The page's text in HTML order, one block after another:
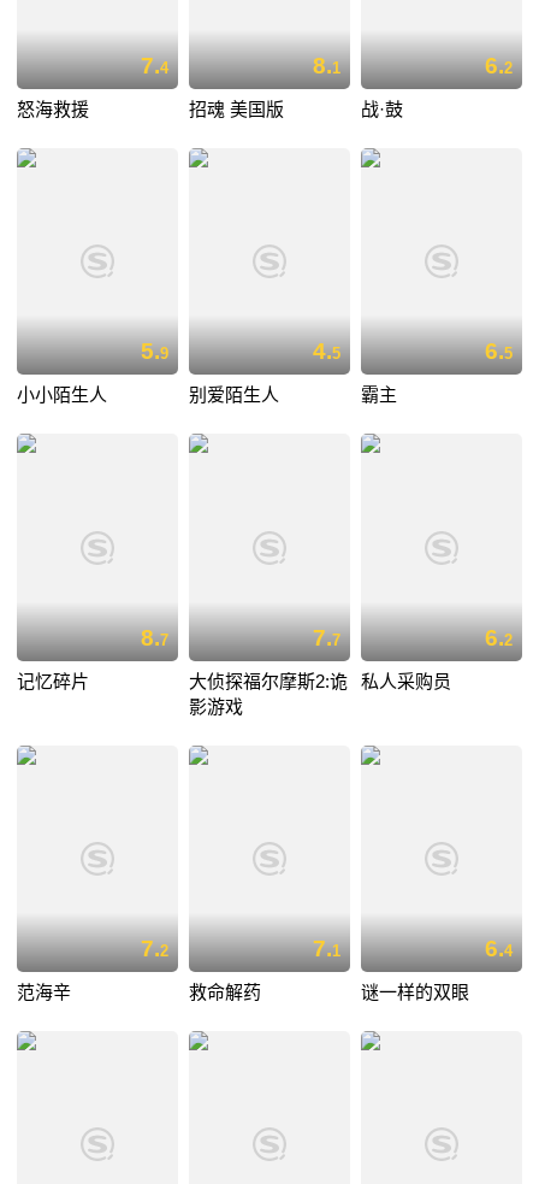
7.4
怒海救援
8.1
招魂 美国版
6.2
战·鼓
5.9
小小陌生人
4.5
别爱陌生人
6.5
霸主
8.7
记忆碎片
7.7
大侦探福尔摩斯2:诡
影游戏
6.2
私人采购员
7.2
范海辛
7.1
救命解药
6.4
谜一样的双眼